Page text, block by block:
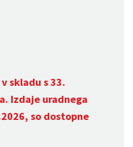
skladu s 33.
Izdaje uradnega
so dostopne